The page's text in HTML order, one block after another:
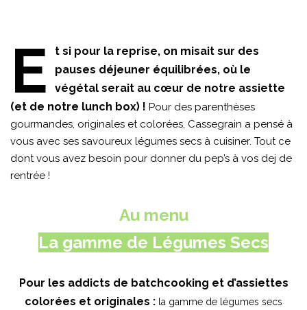
E
t si pour la reprise, on misait sur des
pauses déjeuner équilibrées, où le
végétal serait au cœur de notre assiette
(et de notre lunch box) ! Pour des parenthèses
gourmandes, originales et colorées, Cassegrain a pensé à
vous avec ses savoureux légumes secs à cuisiner. Tout ce
dont vous avez besoin pour donner du pep’s à vos dej de
rentrée !
Au menu
La gamme de Légumes Secs
Pour les addicts de batchcooking et d’assiettes
colorées et originales : la gamme de légumes secs